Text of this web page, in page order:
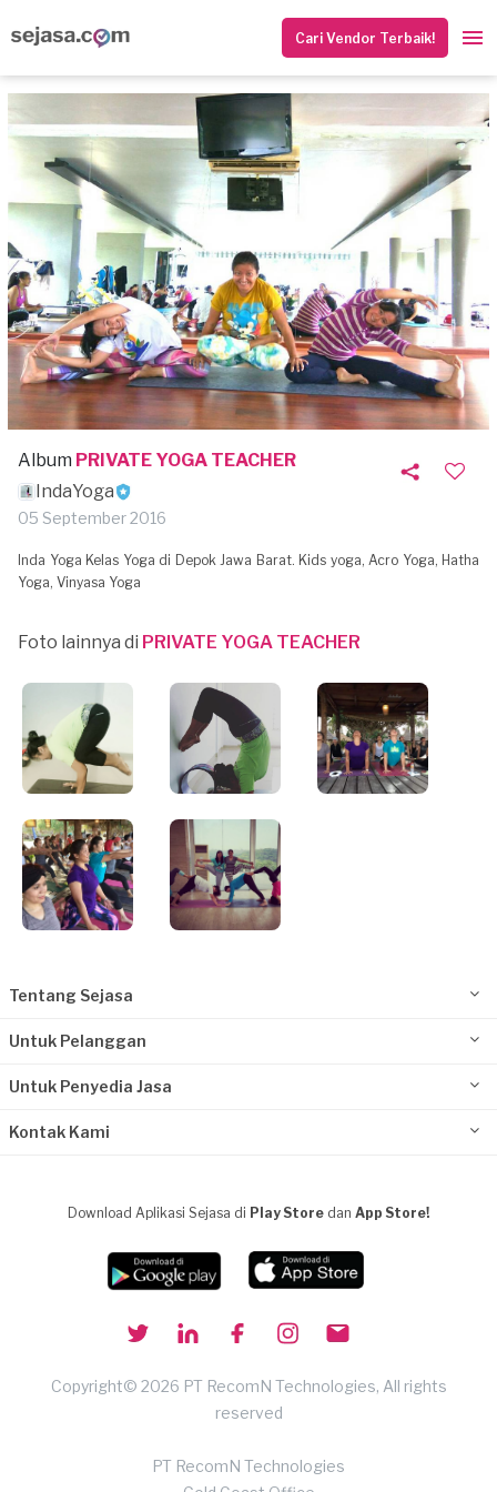
Cari Vendor Terbaik!
Album PRIVATE YOGA TEACHER
IndaYoga
05 September 2016
Inda Yoga Kelas Yoga di Depok Jawa Barat. Kids yoga, Acro Yoga, Hatha
Yoga, Vinyasa Yoga
Foto lainnya di PRIVATE YOGA TEACHER
Tentang Sejasa
Untuk Pelanggan
Untuk Penyedia Jasa
Kontak Kami
Download Aplikasi Sejasa di Play Store dan App Store!
Copyright© 2026 PT RecomN Technologies, All rights
reserved
PT RecomN Technologies